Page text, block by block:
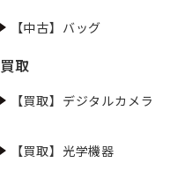
【中古】バッグ
買取
【買取】デジタルカメラ
【買取】光学機器